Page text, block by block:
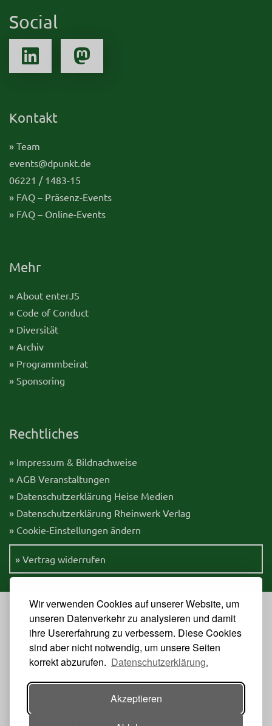
Wir verwenden Cookies auf unserer Website, um
unseren Datenverkehr zu analysieren und damit
ihre Usererfahrung zu verbessern. Diese Cookies
sind aber nicht notwendig, um unsere Seiten
korrekt abzurufen. Datenschutzerklärung.
Akzeptieren
Social
Kontakt
» Team
events@dpunkt.de
06221 / 1483-15
» FAQ – Präsenz-Events
» FAQ – Online-Events
Mehr
» About enterJS
» Code of Conduct
» Diversität
» Archiv
» Programmbeirat
» Sponsoring
Rechtliches
» Impressum & Bildnachweise
» AGB Veranstaltungen
» Datenschutzerklärung Heise Medien
» Datenschutzerklärung Rheinwerk Verlag
» Cookie-Einstellungen ändern
» Vertrag widerrufen
Veranstalter